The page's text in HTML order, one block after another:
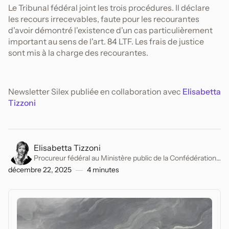
Le Tribunal fédéral joint les trois procédures. Il déclare
les recours irrecevables, faute pour les recourantes
d'avoir démontré l'existence d'un cas particulièrement
important au sens de l'art. 84 LTF. Les frais de justice
sont mis à la charge des recourantes.
Newsletter Silex publiée en collaboration avec Elisabetta
Tizzoni
Elisabetta Tizzoni
Procureur fédéral au Ministère public de la Confédération.
Ancien avocat spécialisé en droit pénal.
décembre 22, 2025 4 minutes